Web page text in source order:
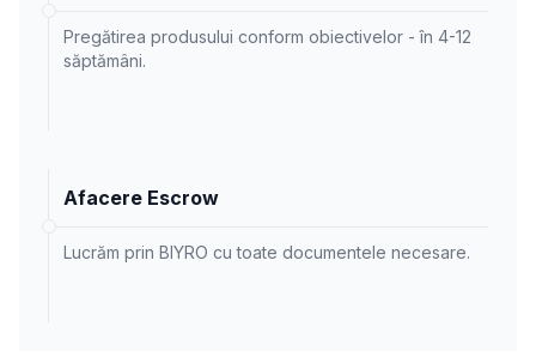
Pregătirea produsului conform obiectivelor - în 4-12
săptămâni.
Afacere Escrow
Lucrăm prin BIYRO cu toate documentele necesare.